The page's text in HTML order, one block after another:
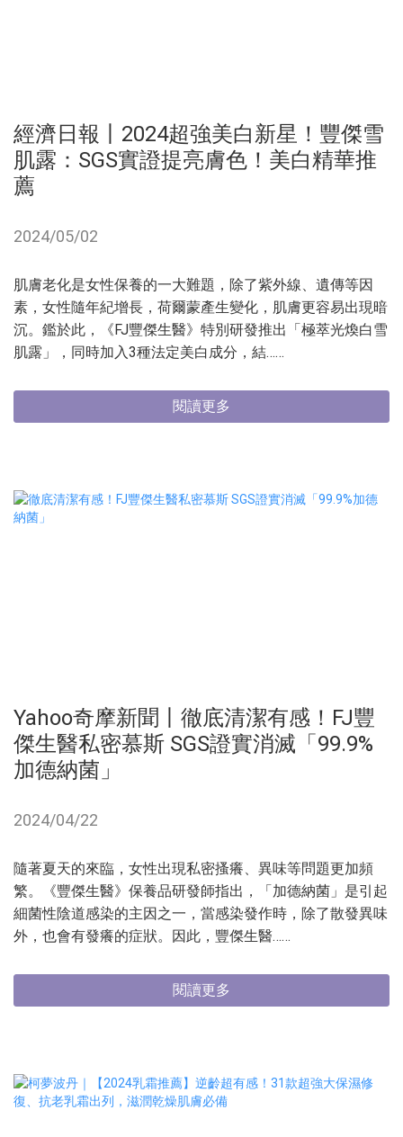
經濟日報丨2024超強美白新星！豐傑雪
肌露：SGS實證提亮膚色！美白精華推
薦
2024/05/02
肌膚老化是女性保養的一大難題，除了紫外線、遺傳等因
素，女性隨年紀增長，荷爾蒙產生變化，肌膚更容易出現暗
沉。鑑於此，《FJ豐傑生醫》特別研發推出「極萃光煥白雪
肌露」，同時加入3種法定美白成分，結……
閱讀更多
Yahoo奇摩新聞丨徹底清潔有感！FJ豐
傑生醫私密慕斯 SGS證實消滅「99.9%
加德納菌」
2024/04/22
隨著夏天的來臨，女性出現私密搔癢、異味等問題更加頻
繁。《豐傑生醫》保養品研發師指出，「加德納菌」是引起
細菌性陰道感染的主因之一，當感染發作時，除了散發異味
外，也會有發癢的症狀。因此，豐傑生醫……
閱讀更多